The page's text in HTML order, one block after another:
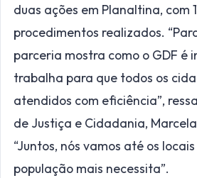
duas ações em Planaltina, com
procedimentos realizados.
parceria mostra como o GDF é
trabalha para que todos os
atendidos com eficiência”,
de Justiça e Cidadania,
“Juntos, nós vamos até os
população mais necessita”.